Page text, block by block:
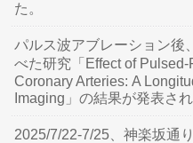
た。
パルス波アブレーション後
べた研究「Effect of
Coronary Arteries: A
Imaging」の結果が発表され
2025/7/22-7/25、神楽坂通